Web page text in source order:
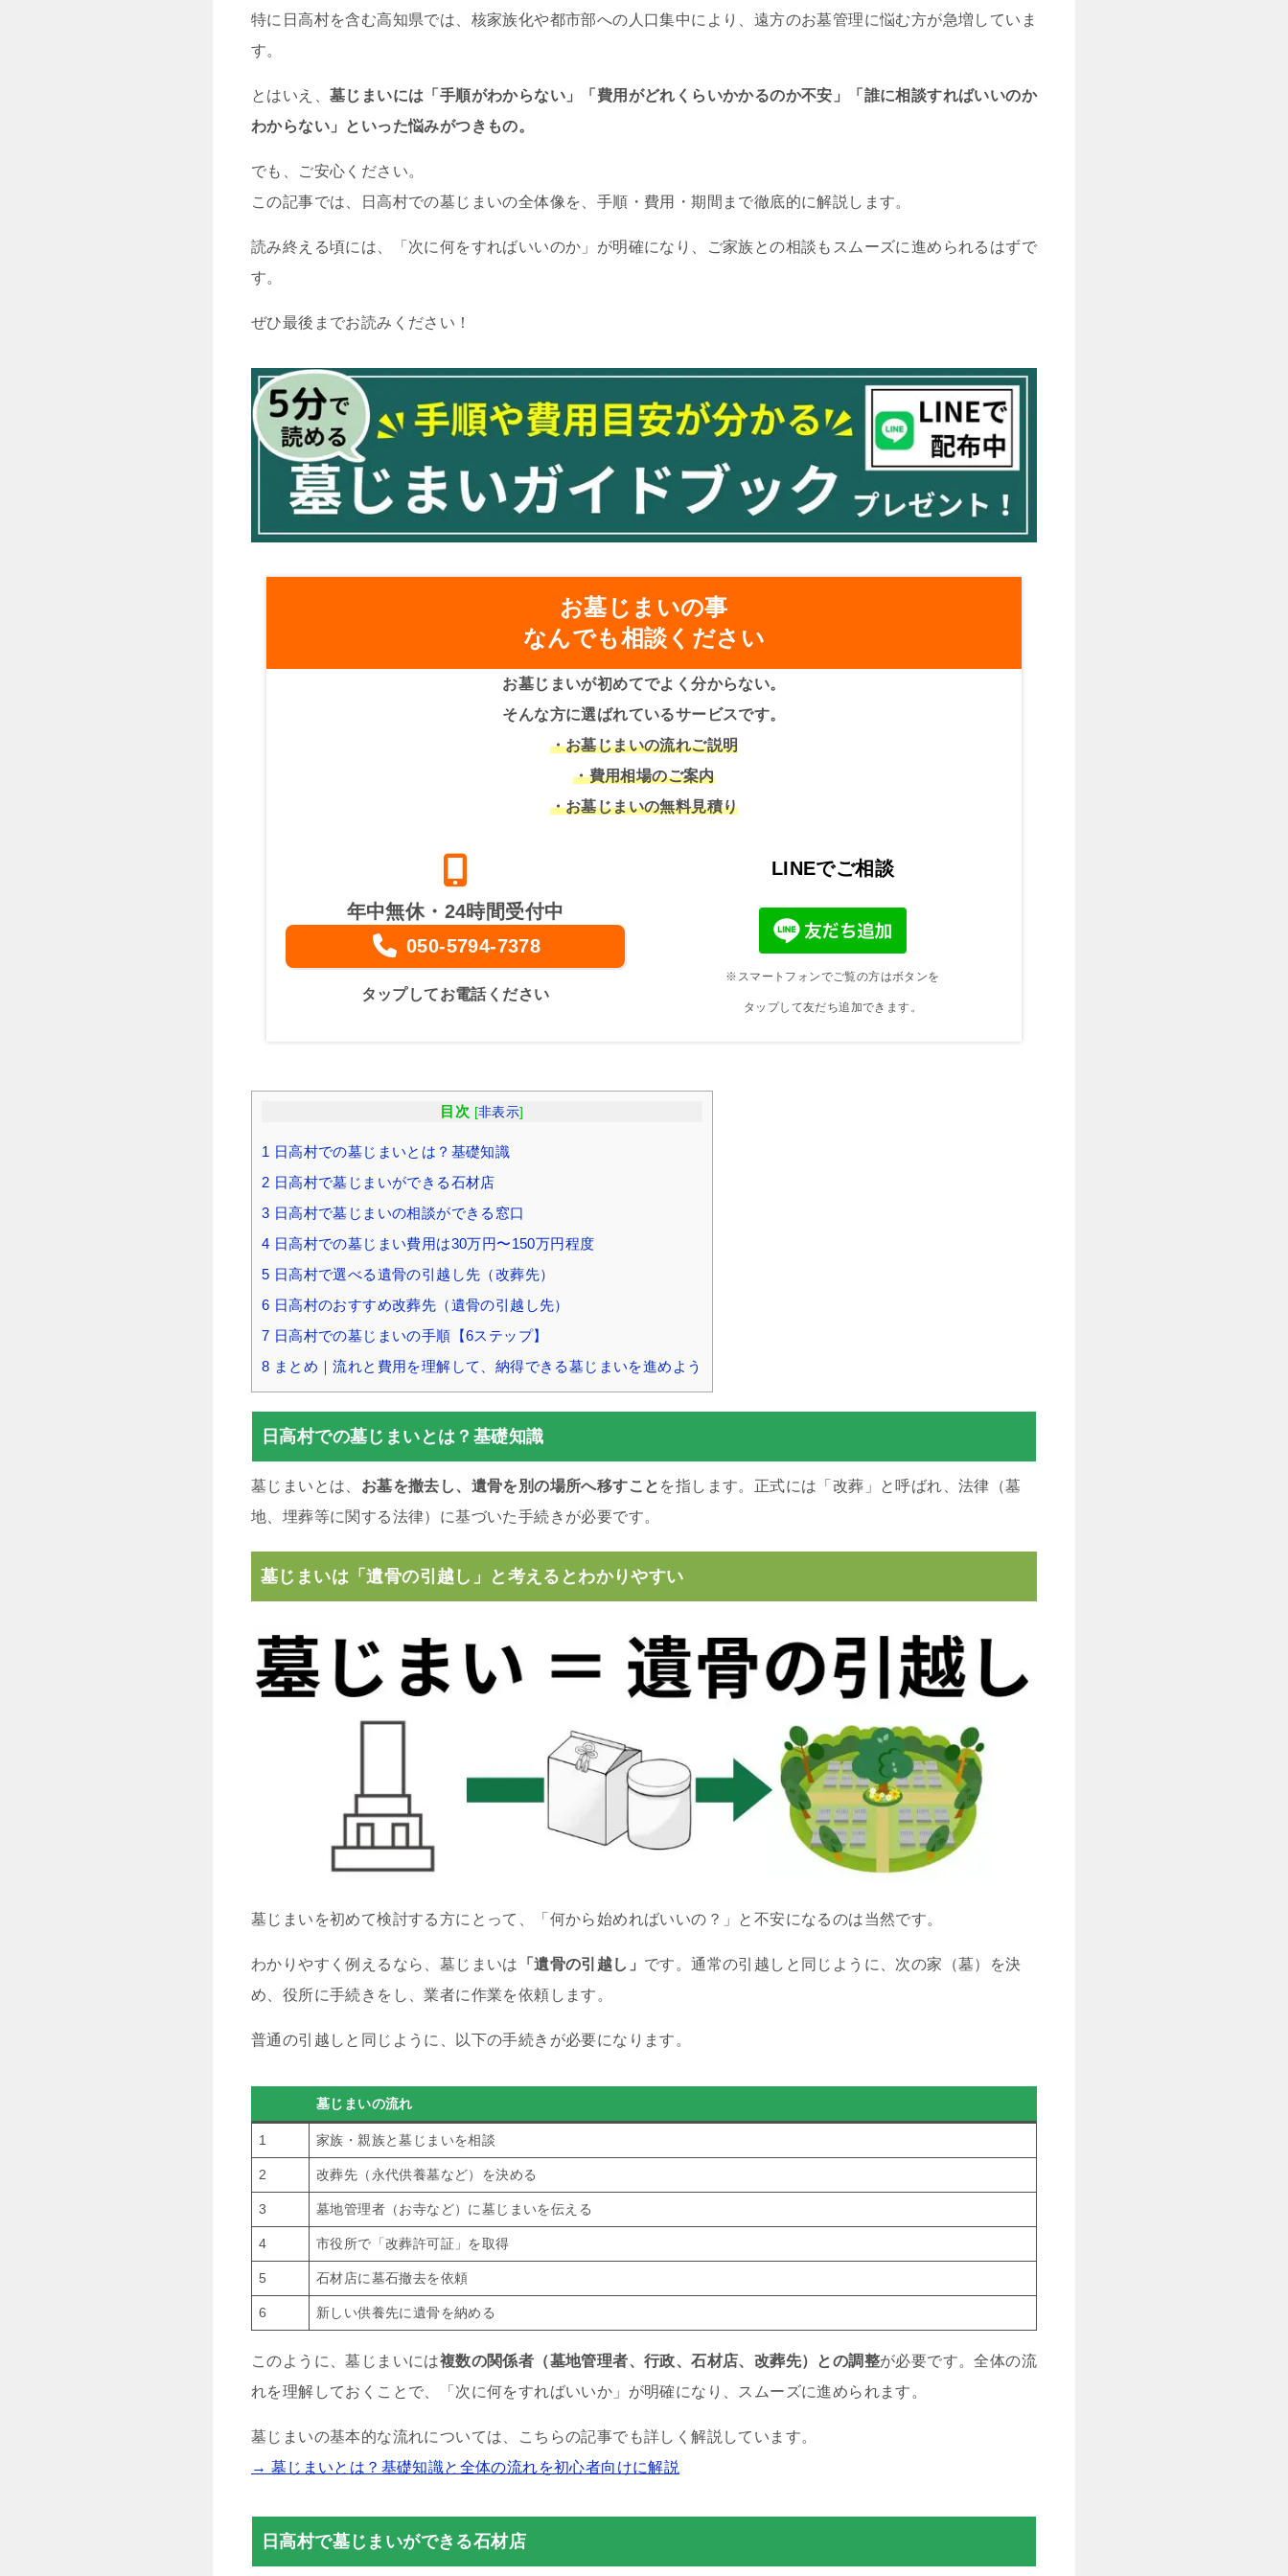
特に日高村を含む高知県では、核家族化や都市部への人口集中により、遠方のお墓管理に悩む方が急増していま
す。
とはいえ、 墓じまいには「手順がわからない」「費用がどれくらいかかるのか不安」「誰に相談すればいいのか
わからない」といった悩みがつきもの。
でも、ご安心ください。
この記事では、日高村での墓じまいの全体像を、手順・費用・期間まで徹底的に解説します。
読み終える頃には、「次に何をすればいいのか」が明確になり、ご家族との相談もスムーズに進められるはずで
す。
ぜひ最後までお読みください！
お墓じまいの事
なんでも相談ください
お墓じまいが初めてでよく分からない。
そんな方に選ばれているサービスです。
・お墓じまいの流れご説明
・費用相場のご案内
・お墓じまいの無料見積り
年中無休・24時間受付中
050-5794-7378
タップしてお電話ください
LINEでご相談
※スマートフォンでご覧の方はボタンを
タップして友だち追加できます。
目次 [非表示]
1 日高村での墓じまいとは？基礎知識
2 日高村で墓じまいができる石材店
3 日高村で墓じまいの相談ができる窓口
4 日高村での墓じまい費用は30万円〜150万円程度
5 日高村で選べる遺骨の引越し先（改葬先）
6 日高村のおすすめ改葬先（遺骨の引越し先）
7 日高村での墓じまいの手順【6ステップ】
8 まとめ｜流れと費用を理解して、納得できる墓じまいを進めよう
日高村での墓じまいとは？基礎知識
墓じまいとは、 お墓を撤去し、遺骨を別の場所へ移すこと を指します。正式には「改葬」と呼ばれ、法律（墓
地、埋葬等に関する法律）に基づいた手続きが必要です。
墓じまいは「遺骨の引越し」と考えるとわかりやすい
墓じまいを初めて検討する方にとって、「何から始めればいいの？」と不安になるのは当然です。
わかりやすく例えるなら、墓じまいは 「遺骨の引越し」 です。通常の引越しと同じように、次の家（墓）を決
め、役所に手続きをし、業者に作業を依頼します。
普通の引越しと同じように、以下の手続きが必要になります。
墓じまいの流れ
1 家族・親族と墓じまいを相談
2 改葬先（永代供養墓など）を決める
3 墓地管理者（お寺など）に墓じまいを伝える
4 市役所で「改葬許可証」を取得
5 石材店に墓石撤去を依頼
6 新しい供養先に遺骨を納める
このように、墓じまいには複数の関係者（墓地管理者、行政、石材店、改葬先）との調整が必要です。全体の流
れを理解しておくことで、「次に何をすればいいか」が明確になり、スムーズに進められます。
墓じまいの基本的な流れについては、こちらの記事でも詳しく解説しています。
→ 墓じまいとは？基礎知識と全体の流れを初心者向けに解説
日高村で墓じまいができる石材店